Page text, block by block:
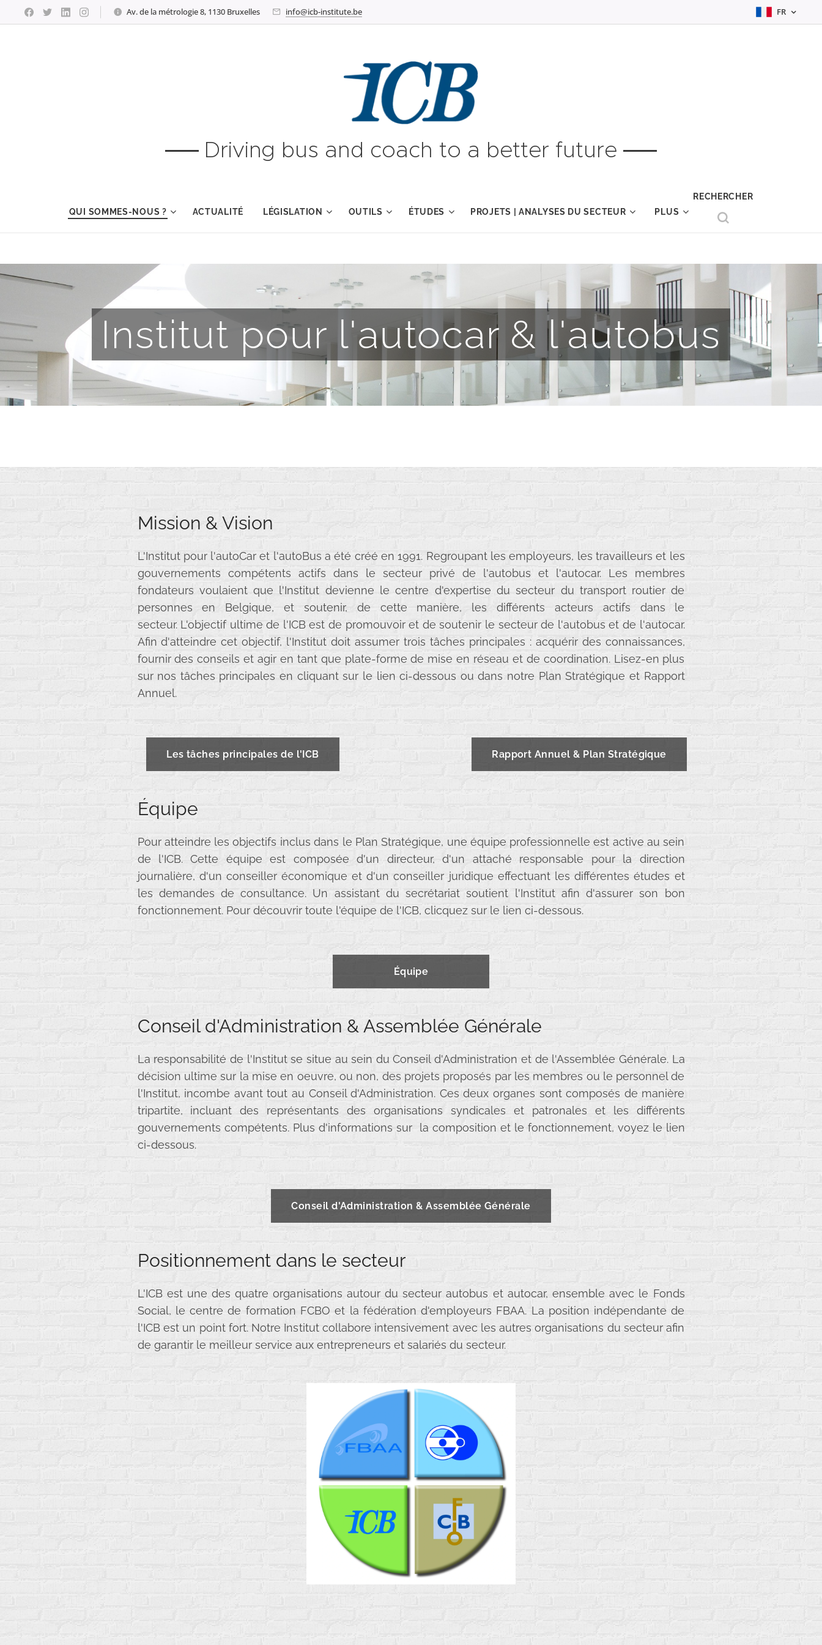
Av. de la métrologie 8, 1130 Bruxelles info@icb-institute.be FR
Driving bus and coach to a better future
QUI SOMMES-NOUS ? ACTUALITÉ LÉGISLATION OUTILS ÉTUDES PROJETS | ANALYSES DU SECTEUR PLUS
RECHERCHER
Institut pour l'autocar & l'autobus
Mission & Vision
L'Institut pour l'autoCar et l'autoBus a été créé en 1991. Regroupant les employeurs, les travailleurs et les
gouvernements compétents actifs dans le secteur privé de l'autobus et l'autocar. Les membres
fondateurs voulaient que l'Institut devienne le centre d'expertise du secteur du transport routier de
personnes en Belgique, et soutenir, de cette manière, les différents acteurs actifs dans le
secteur. L'objectif ultime de l'ICB est de promouvoir et de soutenir le secteur de l'autobus et de l'autocar.
Afin d'atteindre cet objectif, l'Institut doit assumer trois tâches principales : acquérir des connaissances,
fournir des conseils et agir en tant que plate-forme de mise en réseau et de coordination. Lisez-en plus
sur nos tâches principales en cliquant sur le lien ci-dessous ou dans notre Plan Stratégique et Rapport
Annuel.
Les tâches principales de l'ICB Rapport Annuel & Plan Stratégique
Équipe
Pour atteindre les objectifs inclus dans le Plan Stratégique, une équipe professionnelle est active au sein
de l'ICB. Cette équipe est composée d'un directeur, d'un attaché responsable pour la direction
journalière, d'un conseiller économique et d'un conseiller juridique effectuant les différentes études et
les demandes de consultance. Un assistant du secrétariat soutient l'Institut afin d'assurer son bon
fonctionnement. Pour découvrir toute l'équipe de l'ICB, clicquez sur le lien ci-dessous.
Équipe
Conseil d'Administration & Assemblée Générale
La responsabilité de l'Institut se situe au sein du Conseil d'Administration et de l'Assemblée Générale. La
décision ultime sur la mise en oeuvre, ou non, des projets proposés par les membres ou le personnel de
l'Institut, incombe avant tout au Conseil d'Administration. Ces deux organes sont composés de manière
tripartite, incluant des représentants des organisations syndicales et patronales et les différents
gouvernements compétents. Plus d'informations sur la composition et le fonctionnement, voyez le lien
ci-dessous.
Conseil d'Administration & Assemblée Générale
Positionnement dans le secteur
L'ICB est une des quatre organisations autour du secteur autobus et autocar, ensemble avec le Fonds
Social, le centre de formation FCBO et la fédération d'employeurs FBAA. La position indépendante de
l'ICB est un point fort. Notre Institut collabore intensivement avec les autres organisations du secteur afin
de garantir le meilleur service aux entrepreneurs et salariés du secteur.